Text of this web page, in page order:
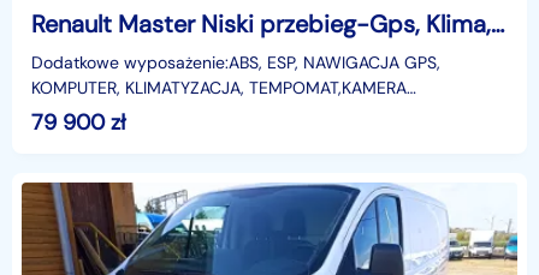
Renault Master Niski przebieg-Gps, Klima, Kamera
Dodatkowe wyposażenie:ABS, ESP, NAWIGACJA GPS,
KOMPUTER, KLIMATYZACJA, TEMPOMAT,KAMERA
COFANIA, IMMOBILIZER, ELEKTRYCZNE SZYBY, EKO,
ELEKTRYCZNE LUSTERKA,
79 900zł